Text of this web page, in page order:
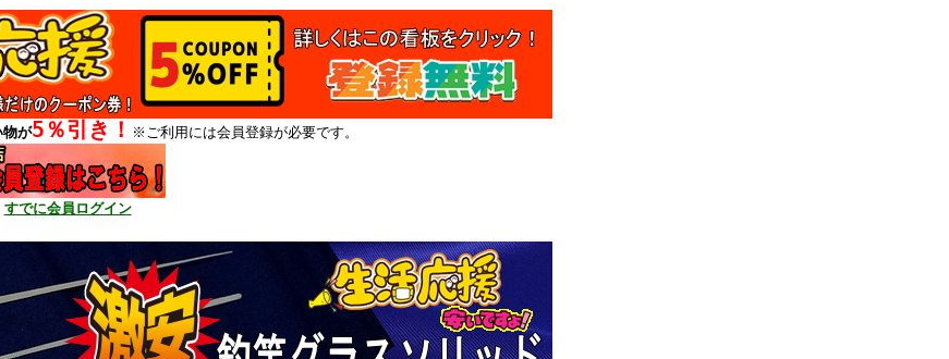
物が5％引き！ ※ご利用には会員登録が必要です。
すでに会員ログイン